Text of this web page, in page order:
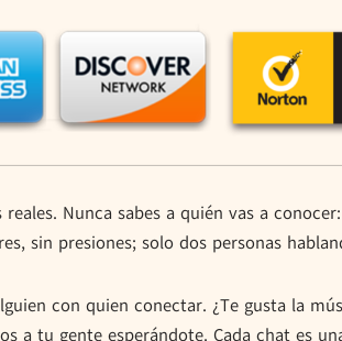
Nunca sabes a quién vas a
sin presiones; solo dos personas
con quien conectar. ¿Te gusta la
a tu gente esperándote. Cada chat es